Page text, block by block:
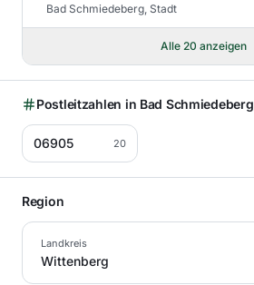
Bad Schmiedeberg, Stadt
Alle 20 anzeigen
Postleitzahlen in Bad Schmiedeberg
06905 20
Region
Landkreis
Wittenberg